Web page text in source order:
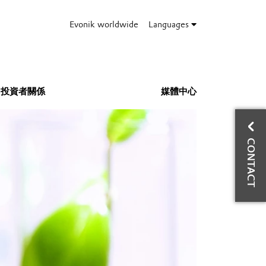
Evonik worldwide Languages
投資者關係 媒體中心
CONTACT
與
技
塗